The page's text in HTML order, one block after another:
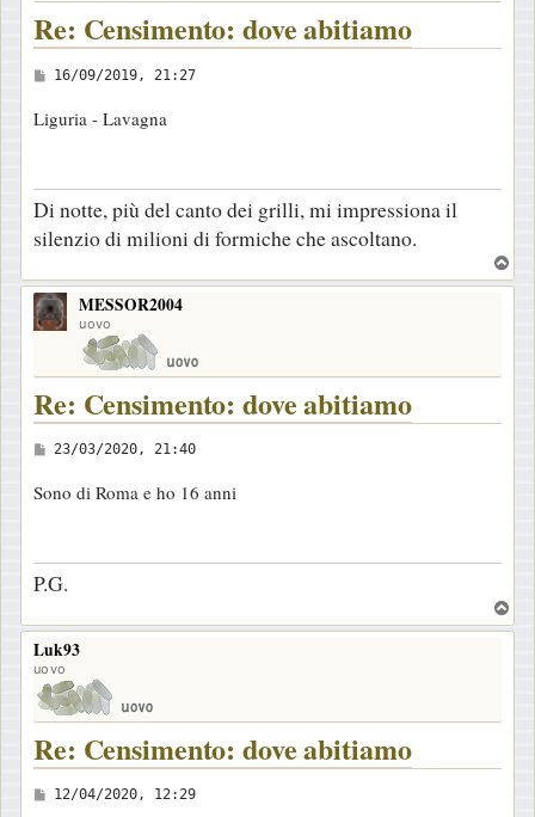
Re: Censimento: dove abitiamo
M
s
a
g
g
o
16/09/2019, 21:27
Liguria - Lavagna
Di notte, più del canto dei grilli, mi impressiona il
silenzio di milioni di formiche che ascoltano.
o
MESSOR2004
uovo
Re: Censimento: dove abitiamo
M
s
a
g
i
o
23/03/2020, 21:40
Sono di Roma e ho 16 anni
P.G.
o
Luk93
uovo
Re: Censimento: dove abitiamo
M12/04/2020, 12:29